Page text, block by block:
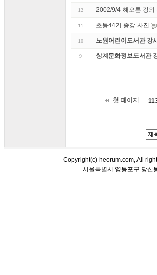
12 2002/9/4-해오름 강의
11 초등44기 종강 사진
10 노원어린이도서관 강
9 상계문화정보도서관
첫 페이지
Copyright(c) heorum.com, All
서울특별시 영등포구 당